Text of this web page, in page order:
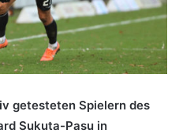
getesteten Spielern des
Sukuta-Pasu in